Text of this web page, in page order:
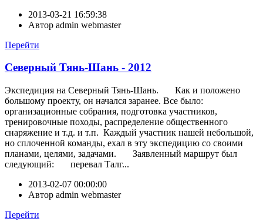
2013-03-21 16:59:38
Автор admin webmaster
Перейти
Северный Тянь-Шань - 2012
Экспедиция на Северный Тянь-Шань. Как и положено
большому проекту, он начался заранее. Все было:
организационные собрания, подготовка участников,
тренировочные походы, распределение общественного
снаряжение и т.д. и т.п. Каждый участник нашей небольшой,
но сплоченной команды, ехал в эту экспедицию со своими
планами, целями, задачами. Заявленный маршрут был
следующий: перевал Талг...
2013-02-07 00:00:00
Автор admin webmaster
Перейти